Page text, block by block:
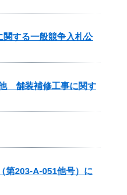
する一般競争入札公
舗装補修工事に関す
第203-A-051他号）に